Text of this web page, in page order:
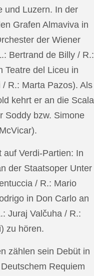
und Luzern. In der
Grafen Almaviva in
der Wiener
Bertrand de Billy / R.:
Teatre del Liceu in
R.: Marta Pazos). Als
kehrt er an die Scala
Soddy bzw. Simone
auf Verdi-Partien: In
der Staatsoper Unter
/ R.: Mario
in Don Carlo an
Juraj Valčuha / R.:
zu hören.
zählen sein Debüt in
Requiem